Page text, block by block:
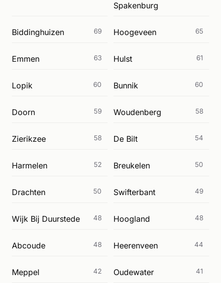
Spakenburg
Biddinghuizen 69 Hoogeveen 65
Emmen 63 Hulst 61
Lopik 60 Bunnik 60
Doorn 59 Woudenberg 58
Zierikzee 58 De Bilt 54
Harmelen 52 Breukelen 50
Drachten 50 Swifterbant 49
Wijk Bij Duurstede 48 Hoogland 48
Abcoude 48 Heerenveen 44
Meppel 42 Oudewater 41